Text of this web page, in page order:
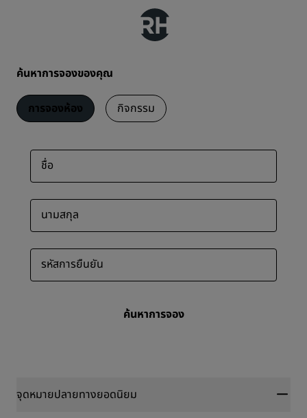
ค้นหาการจองของคุณ
การจองห้อง กิจกรรม
ชื่อ
นามสกุล
รหัสการยืนยัน
ค้นหาการจอง
จุดหมายปลายทางยอดนิยม